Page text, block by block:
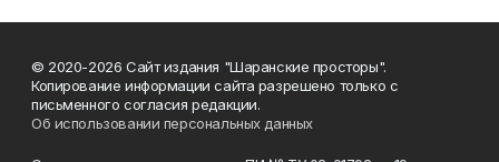
© 2020-2026 Сайт издания "Шаранские просторы".
Копирование информации сайта разрешено только с
письменного согласия редакции.
Об использовании персональных данных